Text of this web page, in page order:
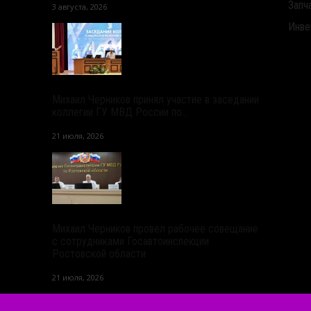
3 августа, 2026
21 июля, 2026
21 июля, 2026